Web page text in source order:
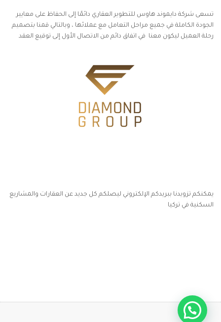
تسعى شركة دايموند هاوس للتطوير العقاري دائمًا إلى الحفاظ على معايير
الجودة الكاملة في جميع مراحل التعامل مع عملائها ، وبالتالي قمنا بتصميم
رحلة العميل ليكون معنا في اتفاق دائم من الاتصال الأول إلى توقيع العقد
يمكنكم تزويدنا ببريدكم الإلكتروني ليصلكم كل جديد عن العقارات والمشاريع
السكنية في تركيا